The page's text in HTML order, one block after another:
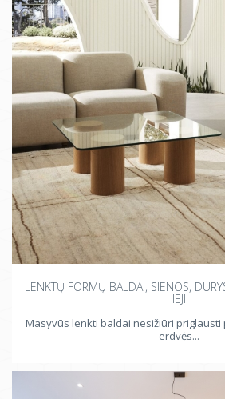
LENKTŲ FORMŲ BALDAI, SIENOS,
IEJI
Masyvūs lenkti baldai nesižiūri priglausti
erdvės...